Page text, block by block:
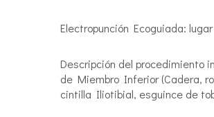
Electropunción Ecoguiada:
Descripción del procedimiento
de Miembro Inferior (Cadera,
cintilla Iliotibial, esguince de